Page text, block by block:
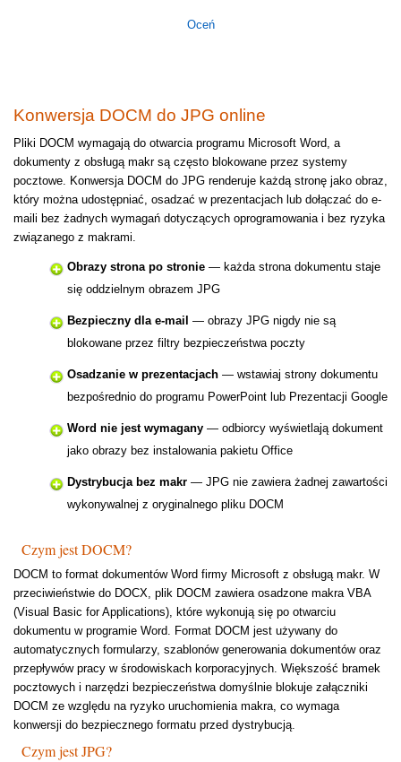
Oceń
Konwersja DOCM do JPG online
Pliki DOCM wymagają do otwarcia programu Microsoft Word, a
dokumenty z obsługą makr są często blokowane przez systemy
pocztowe. Konwersja DOCM do JPG renderuje każdą stronę jako obraz,
który można udostępniać, osadzać w prezentacjach lub dołączać do e-
maili bez żadnych wymagań dotyczących oprogramowania i bez ryzyka
związanego z makrami.
Obrazy strona po stronie — każda strona dokumentu staje
się oddzielnym obrazem JPG
Bezpieczny dla e-mail — obrazy JPG nigdy nie są
blokowane przez filtry bezpieczeństwa poczty
Osadzanie w prezentacjach — wstawiaj strony dokumentu
bezpośrednio do programu PowerPoint lub Prezentacji Google
Word nie jest wymagany — odbiorcy wyświetlają dokument
jako obrazy bez instalowania pakietu Office
Dystrybucja bez makr — JPG nie zawiera żadnej zawartości
wykonywalnej z oryginalnego pliku DOCM
Czym jest DOCM?
DOCM to format dokumentów Word firmy Microsoft z obsługą makr. W
przeciwieństwie do DOCX, plik DOCM zawiera osadzone makra VBA
(Visual Basic for Applications), które wykonują się po otwarciu
dokumentu w programie Word. Format DOCM jest używany do
automatycznych formularzy, szablonów generowania dokumentów oraz
przepływów pracy w środowiskach korporacyjnych. Większość bramek
pocztowych i narzędzi bezpieczeństwa domyślnie blokuje załączniki
DOCM ze względu na ryzyko uruchomienia makra, co wymaga
konwersji do bezpiecznego formatu przed dystrybucją.
Czym jest JPG?